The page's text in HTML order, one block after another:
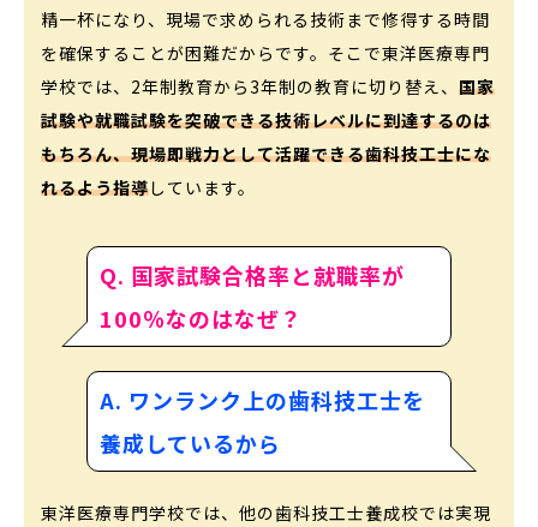
精一杯になり、現場で求められる技術まで修得する時間
を確保することが困難だからです。そこで東洋医療専門
学校では、2年制教育から3年制の教育に切り替え、 国家
試験や就職試験を突破できる技術レベルに到達するのは
もちろん、現場即戦力として活躍できる歯科技工士にな
れるよう指導しています。
Q. 国家試験合格率と就職率が
100％なのはなぜ？
A. ワンランク上の歯科技工士を
養成しているから
東洋医療専門学校では、他の歯科技工士養成校では実現